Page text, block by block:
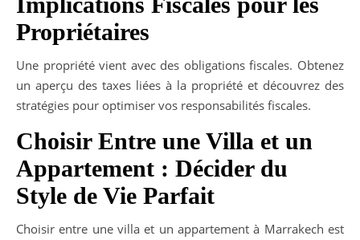
Propriétaires
Une propriété vient avec des obligations fiscales. Obtenez
un aperçu des taxes liées à la propriété et découvrez des
stratégies pour optimiser vos responsabilités fiscales.
Choisir Entre une Villa et un
Appartement : Décider du
Style de Vie Parfait
Choisir entre une villa et un appartement à Marrakech est